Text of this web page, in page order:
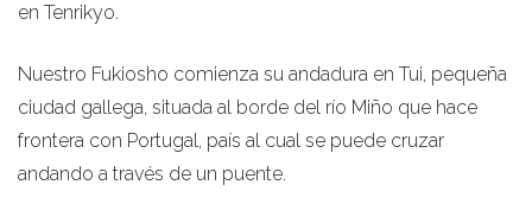
en Tenrikyo.
Nuestro Fukiosho comienza su andadura en Tui, pequeña
ciudad gallega, situada al borde del río Miño que hace
frontera con Portugal, país al cual se puede cruzar
andando a través de un puente.